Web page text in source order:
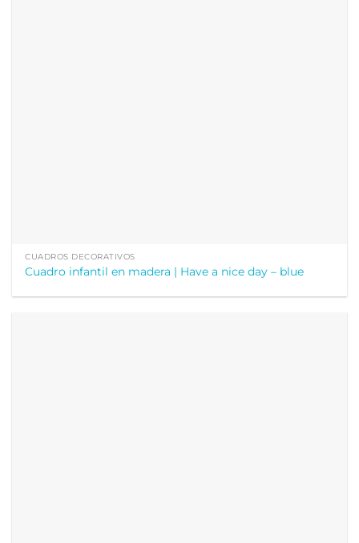
CUADROS DECORATIVOS
Cuadro infantil en madera | Have a nice day – blue